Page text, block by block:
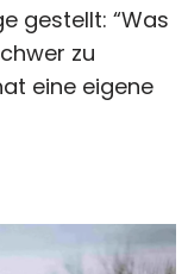
gestellt: “Was
zu
eine eigene